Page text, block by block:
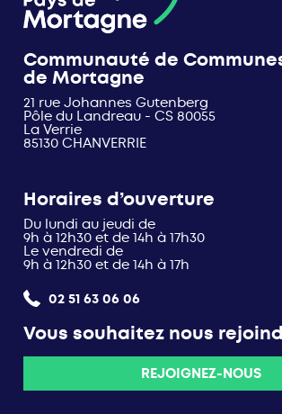
Communauté de
de Mortagne
21 rue Johannes Gutenberg
Pôle du Landreau - CS 80055
La Verrie
85130 CHANVERRIE
Horaires d’ouverture
Du lundi au jeudi de
9h à 12h30 et de 14h à 17h30
Le vendredi de
9h à 12h30 et de 14h à 17h
02 51 63 06 06
Vous souhaitez nous
REJOIGNEZ-NOUS